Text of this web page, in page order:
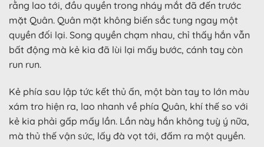
rằng lao tới, đầu quyền trong nháy mắt đã đến trước
mặt Quân. Quân mặt không biến sắc tung ngay một
quyền đối lại. Song quyền chạm nhau, chỉ thấy hắn vẫn
bất động mà kẻ kia đã lùi lại mấy bước, cánh tay còn
run run.
Kẻ phía sau lập tức kết thủ ấn, một bàn tay to lớn màu
xám tro hiện ra, lao nhanh về phía Quân, khí thế so với
kẻ kia phải gấp mấy lần. Lần này hắn không tuỳ ý nữa,
mà thủ thế vận sức, lấy đà vọt tới, đấm ra một quyền.